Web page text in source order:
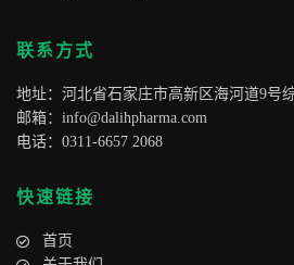
联系方式
地址：河北省石家庄市高新区海河道9号
邮箱： info@dalihpharma.com
电话：0311-6657 2068
快速链接
首页